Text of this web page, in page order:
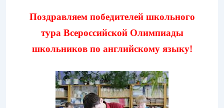
Поздравляем победителей школьного
тура Всероссийской Олимпиады
школьников по английскому языку!